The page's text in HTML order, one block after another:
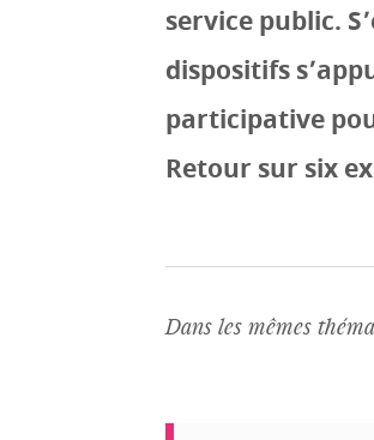
service public.
dispositifs
participative
Retour sur six
Dans les mêmes